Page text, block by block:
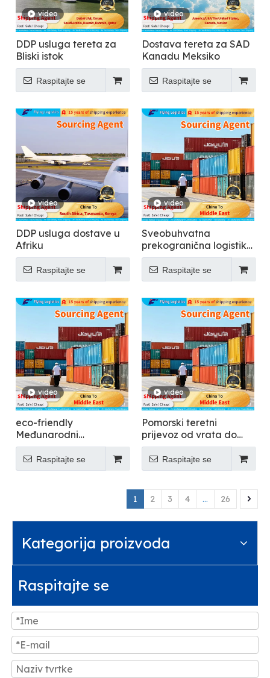
video
DDP usluga tereta za
Bliski istok
Raspitajte se
video
Dostava tereta za SAD
Kanadu Meksiko
Raspitajte se
video
DDP usluga dostave u
Afriku
Raspitajte se
video
Sveobuhvatna
prekogranična logistika
koja podržava 150+
zemalja - Letenje
Raspitajte se
video
eco-friendly
Međunarodni
kontejnerski prijevoz -
LetenjeRaspitajte se
video
Pomorski teretni
prijevoz od vrata do
vrata - Letenje
Raspitajte se
1 2 3 4 ... 26
Kategorija proizvoda
Raspitajte se